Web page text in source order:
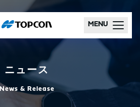
MENU
ニュース
News & Release